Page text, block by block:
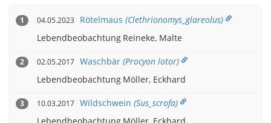
1 04.05.2023 Rötelmaus(Clethrionomys_glareolus)
Lebendbeobachtung Reineke, Malte
2 02.05.2017 Waschbär(Procyon lotor)
Lebendbeobachtung Möller, Eckhard
3 10.03.2017 Wildschwein(Sus_scrofa)